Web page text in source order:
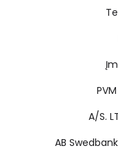
A/S.
AB